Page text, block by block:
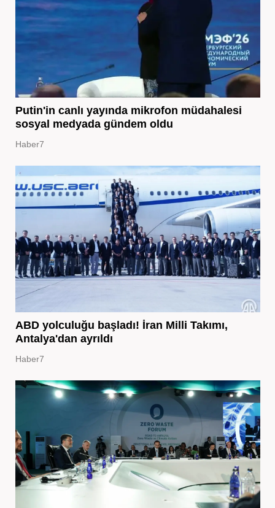
Putin'in canlı yayında mikrofon müdahalesi
sosyal medyada gündem oldu
Haber7
ABD yolculuğu başladı! İran Milli Takımı,
Antalya'dan ayrıldı
Haber7